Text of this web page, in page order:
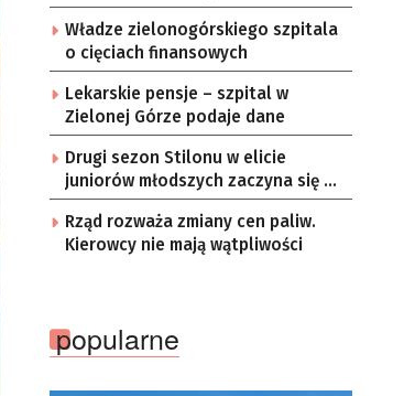
starzy znajomi
Władze zielonogórskiego szpitala
o cięciach finansowych
Lekarskie pensje – szpital w
Zielonej Górze podaje dane
Drugi sezon Stilonu w elicie
juniorów młodszych zaczyna się w
sobotę
Rząd rozważa zmiany cen paliw.
Kierowcy nie mają wątpliwości
popularne